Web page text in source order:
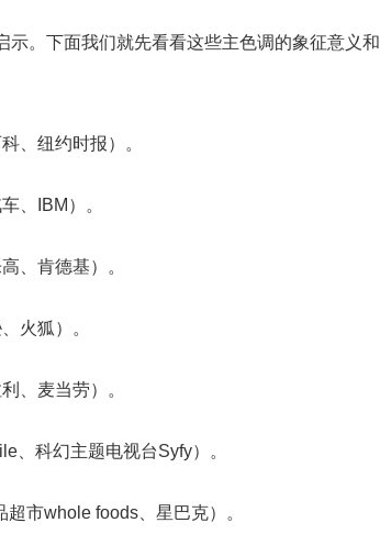
示。下面我们就先看看这些主色调的象征意义和
、纽约时报）。
、IBM）。
、肯德基）。
火狐）。
、麦当劳）。
、科幻主题电视台Syfy）。
市whole foods、星巴克）。